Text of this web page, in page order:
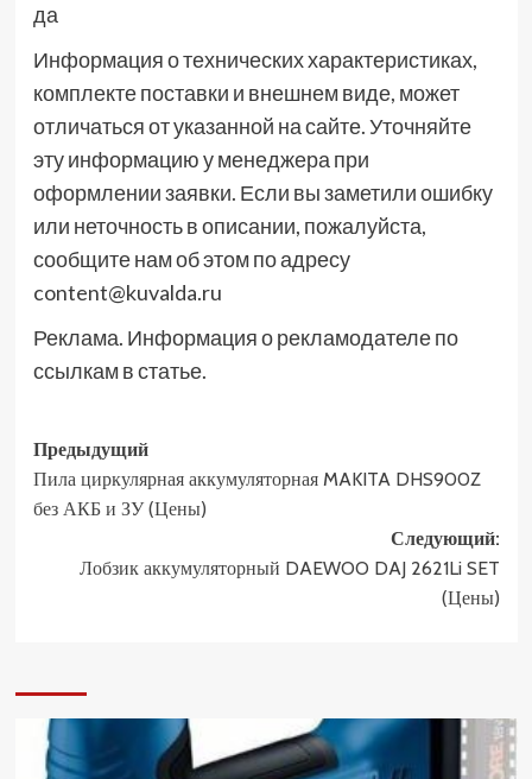
да
Информация о технических характеристиках,
комплекте поставки и внешнем виде, может
отличаться от указанной на сайте. Уточняйте
эту информацию у менеджера при
оформлении заявки. Если вы заметили ошибку
или неточность в описании, пожалуйста,
сообщите нам об этом по адресу
content@kuvalda.ru
Реклама. Информация о рекламодателе по
ссылкам в статье.
Навигация
записи
Предыдущий
Пила циркулярная аккумуляторная MAKITA DHS900Z
без АКБ и ЗУ (Цены)
Следующий:
Лобзик аккумуляторный DAEWOO DAJ 2621Li SET
(Цены)